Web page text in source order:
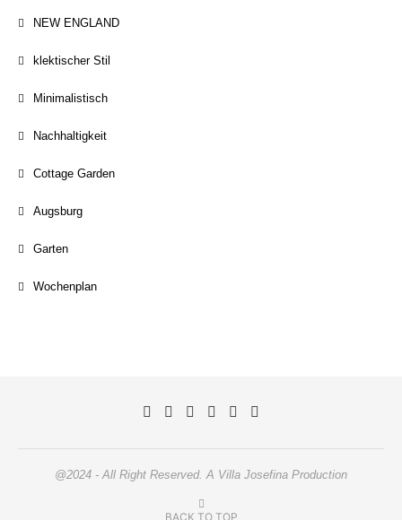
NEW ENGLAND
klektischer Stil
Minimalistisch
Nachhaltigkeit
Cottage Garden
Augsburg
Garten
Wochenplan
@2024 - All Right Reserved. A Villa Josefina Production
BACK TO TOP